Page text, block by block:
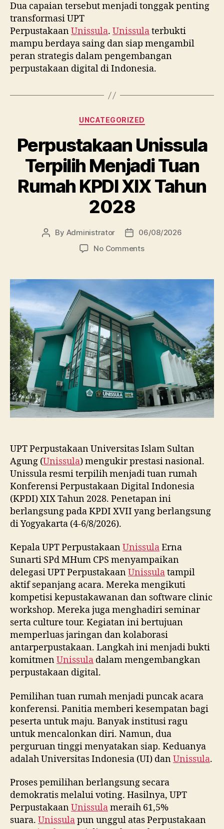
Dua capaian tersebut menjadi tonggak penting
transformasi UPT
PerpustakaanUnissula. Unissulaterbukti
mampu berdaya saing dan siap mengambil
peran strategis dalam pengembangan
perpustakaan digital di Indonesia.
Categories
UNCATEGORIZED
Perpustakaan Unissula
Terpilih Menjadi Tuan
Rumah KPDI XIX Tahun
2028
Post
By Administrator
Post
date
06/08/2026
No Commentson
Terpilih
Rumah
KPDI
XIX
Tahun
2028
UPT Perpustakaan Universitas Islam Sultan
Agung (Unissula) mengukir prestasi nasional.
Unissula resmi terpilih menjadi tuan rumah
Konferensi Perpustakaan Digital Indonesia
(KPDI) XIX Tahun 2028. Penetapan ini
berlangsung pada KPDI XVII yang berlangsung
di Yogyakarta (4-6/8/2026).
Kepala UPT PerpustakaanUnissulaErna
Sunarti SPd MHum CPS menyampaikan
delegasi UPT PerpustakaanUnissulatampil
aktif sepanjang acara. Mereka mengikuti
kompetisi kepustakawanan dan software clinic
workshop. Mereka juga menghadiri seminar
serta culture tour. Kegiatan ini bertujuan
memperluas jaringan dan kolaborasi
antarperpustakaan. Langkah ini menjadi bukti
komitmenUnissula dalam mengembangkan
perpustakaan digital.
Pemilihan tuan rumah menjadi puncak acara
konferensi. Panitia memberi kesempatan bagi
peserta untuk maju. Banyak institusi ragu
untuk mencalonkan diri. Namun, dua
perguruan tinggi menyatakan siap. Keduanya
adalah Universitas Indonesia (UI) danUnissula.
Proses pemilihan berlangsung secara
demokratis melalui voting. Hasilnya, UPT
PerpustakaanUnissulameraih 61,5%
suara. Unissulapun unggul atas Perpustakaan